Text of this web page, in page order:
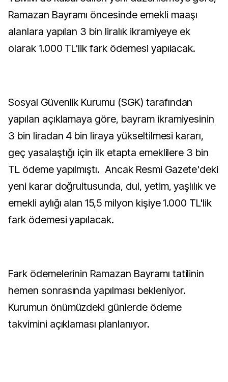
Ramazan Bayramı öncesinde emekli maaşı
alanlara yapılan 3 bin liralık ikramiyeye ek
olarak 1.000 TL'lik fark ödemesi yapılacak.
Sosyal Güvenlik Kurumu (SGK) tarafından
yapılan açıklamaya göre, bayram ikramiyesinin
3 bin liradan 4 bin liraya yükseltilmesi kararı,
geç yasalaştığı için ilk etapta emeklilere 3 bin
TL ödeme yapılmıştı. Ancak Resmi Gazete'deki
yeni karar doğrultusunda, dul, yetim, yaşlılık ve
emekli aylığı alan 15,5 milyon kişiye 1.000 TL'lik
fark ödemesi yapılacak.
Fark ödemelerinin Ramazan Bayramı tatilinin
hemen sonrasında yapılması bekleniyor.
Kurumun önümüzdeki günlerde ödeme
takvimini açıklaması planlanıyor.